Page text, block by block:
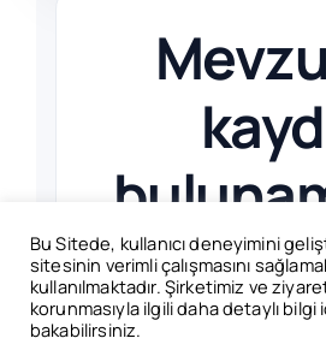
Bu sayfada
içerik
Bu Sitede, kullanıcı deneyimini
sitesinin verimli çalışmasını
kullanılmaktadır. Şirketimiz ve
korunmasıyla ilgili daha detaylı bilgi
bakabilirsiniz.